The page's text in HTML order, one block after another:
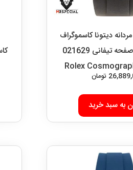
دیتونا کاسموگراف
اتوماتیک رابر صفحه تیفانی 021629
Rolex
تومان
به سبد خرید